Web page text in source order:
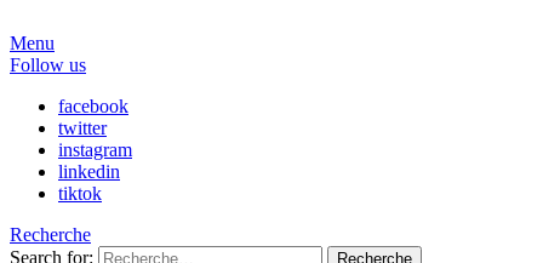
Menu
Follow us
facebook
twitter
instagram
linkedin
tiktok
Recherche
Search for:
Recherche